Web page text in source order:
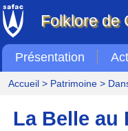
Folklore de
Présentation
Accueil> Patrimoine>
La Belle au